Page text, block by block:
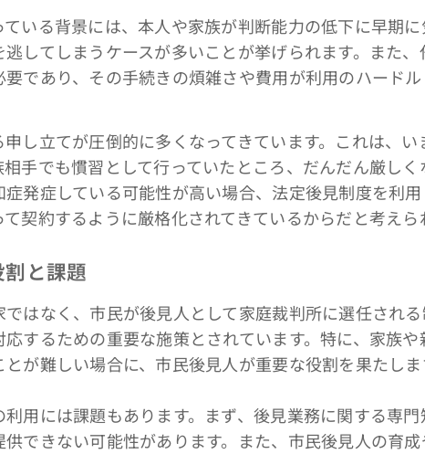
いる背景には、本人や家族が判断能力の低下に早期
してしまうケースが多いことが挙げられます。また
であり、その手続きの煩雑さや費用が利用のハード
し立てが圧倒的に多くなってきています。これは、
手でも慣習として行っていたところ、だんだん厳し
発症している可能性が高い場合、法定後見制度を利
契約するように厳格化されてきているからだと考えら
と課題
はなく、市民が後見人として家庭裁判所に選任され
するための重要な施策とされています。特に、家族
が難しい場合に、市民後見人が重要な役割を果たしま
用には課題もあります。まず、後見業務に関する専
できない可能性があります。また、市民後見人の育